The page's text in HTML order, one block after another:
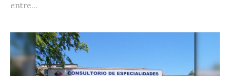
entre...